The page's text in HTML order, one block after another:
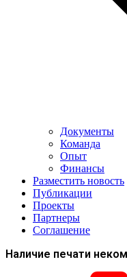
Документы
Команда
Опыт
Финансы
Разместить новость
Публикации
Проекты
Партнеры
Соглашение
Наличие печати